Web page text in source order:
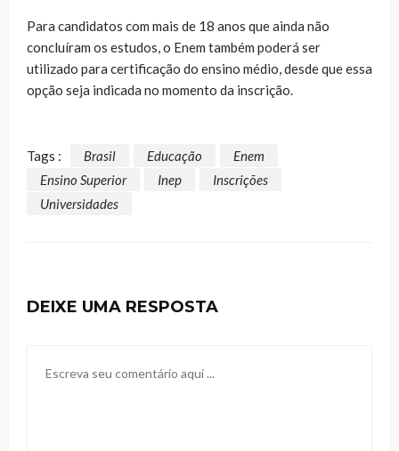
Para candidatos com mais de 18 anos que ainda não
concluíram os estudos, o Enem também poderá ser
utilizado para certificação do ensino médio, desde que essa
opção seja indicada no momento da inscrição.
Tags : Brasil Educação
Enem
Ensino Superior
Inep
Inscrições
Universidades
DEIXE UMA RESPOSTA